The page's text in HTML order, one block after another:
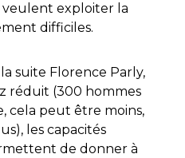
veulent exploiter la
difficiles.
suite Florence Parly,
réduit (300 hommes
cela peut être moins,
les capacités
de donner à